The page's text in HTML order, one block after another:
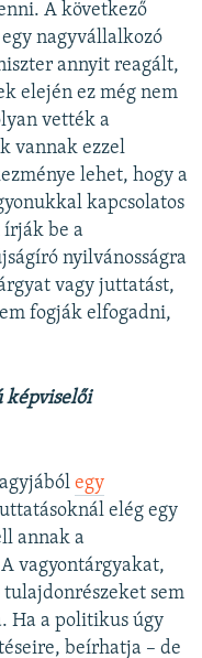
A következő
nagyvállalkozó
annyit reagált,
elején ez még nem
vették a
vannak ezzel
lehet, hogy a
kapcsolatos
írják be a
nyilvánosságra
vagy juttatást,
fogják elfogadni,
képviselői
egy
elég egy
annak a
vagyontárgyakat,
sem
Ha a politikus úgy
beírhatja – de